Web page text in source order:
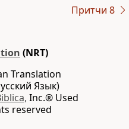
Притчи 8
(NRT)
Translation
Язык)
Inc.® Used
reserved